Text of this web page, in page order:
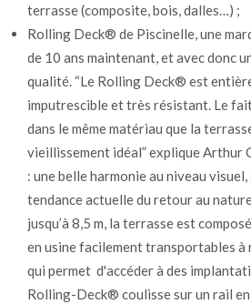
terrasse (composite, bois, dalles…) ;
Rolling Deck® de Piscinelle, une
de 10 ans maintenant, et avec donc
qualité. “Le Rolling Deck® est
imputrescible et très résistant. Le
dans le même matériau que la
vieillissement idéal” explique Arthur
: une belle harmonie au niveau visuel,
tendance actuelle du retour au
jusqu’à 8,5 m, la terrasse est
en usine facilement transportables à
qui permet d'accéder à des
Rolling-Deck® coulisse sur un rail